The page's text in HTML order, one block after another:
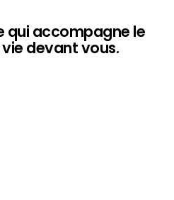
qui accompagne le
devant vous.